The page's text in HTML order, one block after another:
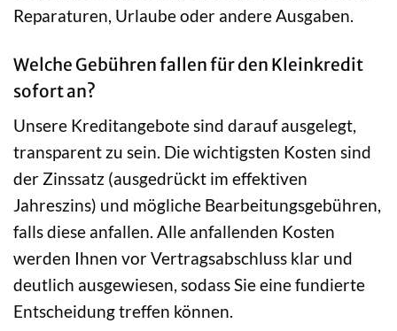
Reparaturen, Urlaube oder andere Ausgaben.
Welche Gebühren fallen für den Kleinkredit
sofort an?
Unsere Kreditangebote sind darauf ausgelegt,
transparent zu sein. Die wichtigsten Kosten sind
der Zinssatz (ausgedrückt im effektiven
Jahreszins) und mögliche Bearbeitungsgebühren,
falls diese anfallen. Alle anfallenden Kosten
werden Ihnen vor Vertragsabschluss klar und
deutlich ausgewiesen, sodass Sie eine fundierte
Entscheidung treffen können.